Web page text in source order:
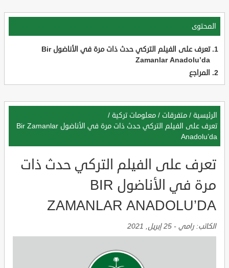
المحتوى
تعرف على الفيلم التركي حدث ذات مرة في الأناضول Bir
Zamanlar Anadolu’da
المراجع
الرئيسية / متفرقات / معلومات تركية /
تعرف على الفيلم التركي حدث ذات مرة في الأناضول Bir Zamanlar
Anadolu’da
تعرف على الفيلم التركي حدث ذات
مرة في الأناضول BIR
ZAMANLAR ANADOLU’DA
الكاتب: رامي - 25 إبريل, 2021